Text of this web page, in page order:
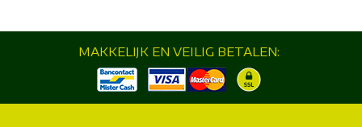
MAKKELIJK EN VEILIG BETALEN: